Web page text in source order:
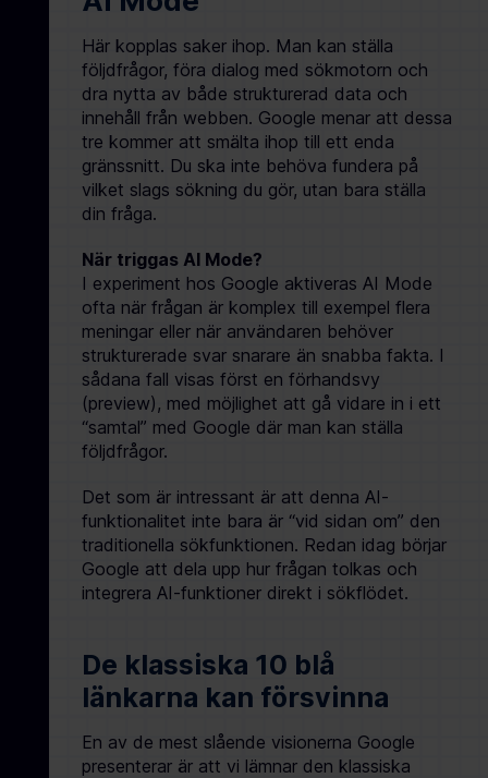
Här kopplas saker ihop. Man kan ställa
följdfrågor, föra dialog med sökmotorn och
dra nytta av både strukturerad data och
innehåll från webben. Google menar att dessa
tre kommer att smälta ihop till ett enda
gränssnitt. Du ska inte behöva fundera på
vilket slags sökning du gör, utan bara ställa
din fråga.
När triggas AI Mode?
I experiment hos Google aktiveras AI Mode
ofta när frågan är komplex till exempel flera
meningar eller när användaren behöver
strukturerade svar snarare än snabba fakta. I
sådana fall visas först en förhandsvy
(preview), med möjlighet att gå vidare in i ett
“samtal” med Google där man kan ställa
följdfrågor.
Det som är intressant är att denna AI-
funktionalitet inte bara är “vid sidan om” den
traditionella sökfunktionen. Redan idag börjar
Google att dela upp hur frågan tolkas och
integrera AI-funktioner direkt i sökflödet.
De klassiska 10 blå
länkarna kan försvinna
En av de mest slående visionerna Google
presenterar är att vi lämnar den klassiska